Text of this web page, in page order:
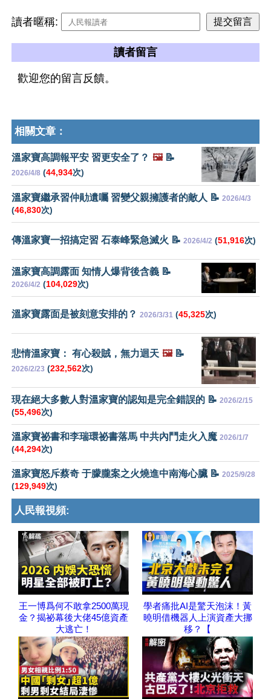
讀者暱稱:
讀者留言
歡迎您的留言反饋。
相關文章：
溫家寶高調報平安 習更安全了？ 🖼️📝
2026/4/8 (44,934次)
溫家寶繼承習仲勛遺囑 習變父親擁護者的敵人 📝 2026/4/3
(46,830次)
傳溫家寶一招搞定習 石泰峰緊急滅火 📝 2026/4/2 (51,916次)
溫家寶高調露面 知情人爆背後含義 📝
2026/4/2 (104,029次)
溫家寶露面是被刻意安排的？ 2026/3/31 (45,325次)
悲情溫家寶： 有心殺賊，無力迴天 🖼️📝
2026/2/23 (232,562次)
現在絕大多數人對溫家寶的認知是完全錯誤的 📝 2026/2/15
(55,496次)
溫家寶祕書和李瑞環祕書落馬 中共內鬥走火入魔 2026/1/7
(44,294次)
溫家寶怒斥蔡奇 于朦朧案之火燒進中南海心臟 📝 2025/9/28
(129,949次)
人民報視頻:
王一博爲何不敢拿2500萬現
金？揭祕幕後大佬45億資產
大逃亡！
學者痛批AI是驚天泡沫！黃
曉明借機器人上演資產大挪
移？【